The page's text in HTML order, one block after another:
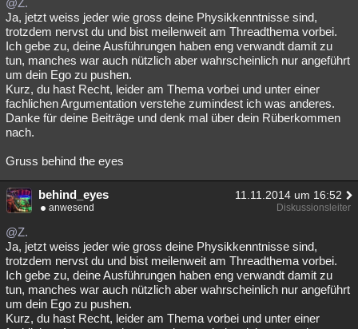
@Z.
Ja, jetzt weiss jeder wie gross deine Physikkenntnisse sind,
trotzdem nervst du und bist meilenweit am Threadthema vorbei.
Ich gebe zu, deine Ausführungen haben eng verwandt damit zu
tun, manches war auch nützlich aber wahrscheinlich nur angeführt
um dein Ego zu pushen.
Kurz, du hast Recht, leider am Thema vorbei und unter einer
fachlichen Argumentation verstehe zumindest ich was anderes.
Danke für deine Beiträge und denk mal über dein Rüberkommen
nach.
Gruss behind the eyes
behind_eyes 11.11.2014 um 16:52
anwesend Diskussionsleiter
@Z.
Ja, jetzt weiss jeder wie gross deine Physikkenntnisse sind,
trotzdem nervst du und bist meilenweit am Threadthema vorbei.
Ich gebe zu, deine Ausführungen haben eng verwandt damit zu
tun, manches war auch nützlich aber wahrscheinlich nur angeführt
um dein Ego zu pushen.
Kurz, du hast Recht, leider am Thema vorbei und unter einer